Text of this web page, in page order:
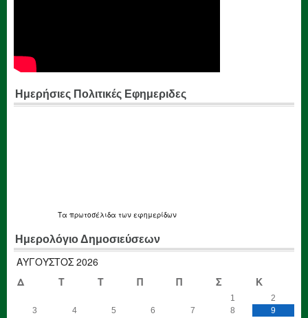
Ημερήσιες Πολιτικές Εφημεριδες
Τα πρωτοσέλιδα των εφημερίδων
Ημερολόγιο Δημοσιεύσεων
ΑΎΓΟΥΣΤΟΣ 2026
Δ
Τ Τ Π Π Σ Κ
1
2
3
4 5 6 7 8
9